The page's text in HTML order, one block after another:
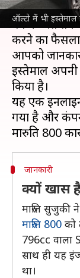
ऑल्टो में भी इस्तेमाल
देश की सबसे
वर्ष के अंत तक
करने का फैसला
आपको
इस्तेमाल
किया है।
यह एक
गया है और
जानकारी
क्यों खास
मारुति सुजुकी
मारुति 800 को
796cc वाला
साथ ही यह
था।